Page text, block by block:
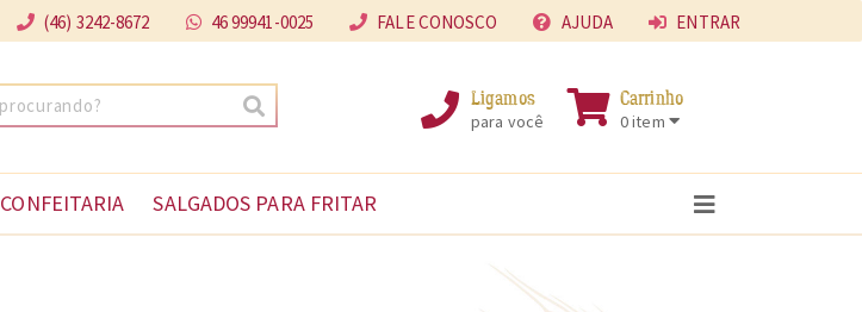
(46) 3242-8672 46 99941-0025 FALE CONOSCO AJUDA ENTRAR
Ligamos
para você
Carrinho
0 item
CONFEITARIA SALGADOS PARA FRITAR